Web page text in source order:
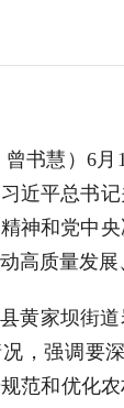
曾书慧）6
近平总书
神和党中
高质量发展
黄家坝街
，强调要
范和优化